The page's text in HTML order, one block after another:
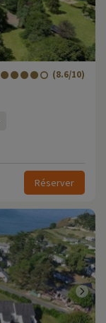
(8.6/10)
Réserver